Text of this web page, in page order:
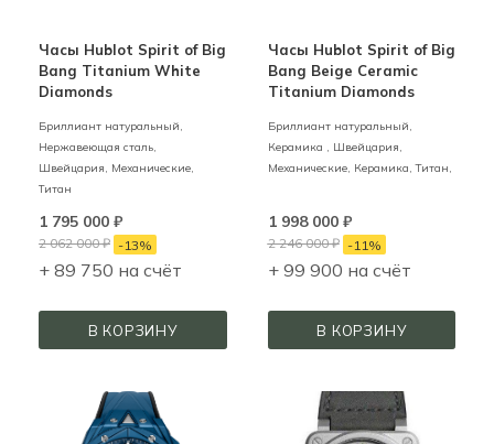
Часы Hublot Spirit of Big
Bang Titanium White
Diamonds
Бриллиант натуральный,
Нержавеющая сталь,
Швейцария, Механические,
Титан
1 795 000 ₽
2 062 000₽ -13%
+ 89 750 на счёт
В КОРЗИНУ
Часы Hublot Spirit of Big
Bang Beige Ceramic
Titanium Diamonds
Бриллиант натуральный,
Керамика , Швейцария,
Механические, Керамика, Титан,
1 998 000₽
2 246 000₽ -11%
+ 99 900 на счёт
В КОРЗИНУ